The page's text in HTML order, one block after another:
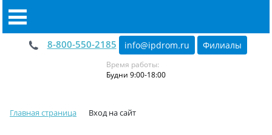
8-800-550-2185 info@ipdrom.ru Филиалы
Время работы:
Будни 9:00-18:00
Главная страница Вход на сайт